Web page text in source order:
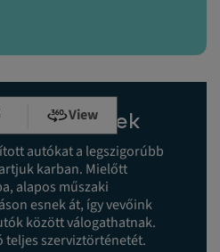
View
előzmények
autókat a legszigorúbb
karban. Mielőtt
alapos műszaki
esnek át, így vevőink
között válogathatnak.
teljes szerviztörténetét.